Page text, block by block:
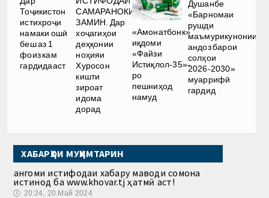
Тоҷикистон
истихроҷи
намаки ошӣ
беш аз 1
фоиз кам
гардидааст
САМАРАНОКИ
ЗАМИН. Дар
хоҷагиҳои
деҳқонии
ноҳияи
Хуросон
кишти
зироат
идома
дорад
«Амонатбонк»
иқдоми
«Файзи
Истиқлол-35»-
ро
пешниҳод
намуд
Душанбе
«Барномаи
рушди
маъмурикунонии
андоз барои
солҳои
2026-2030»
муаррифӣ
гардид
ХАБАРҲОИ МУҲИМТАРИН
Ҳангоми истифодаи хабару маводи сомона
истинод ба www.khovar.tj ҳатмӣ аст!
🕔 20:24, 20.Май 2024